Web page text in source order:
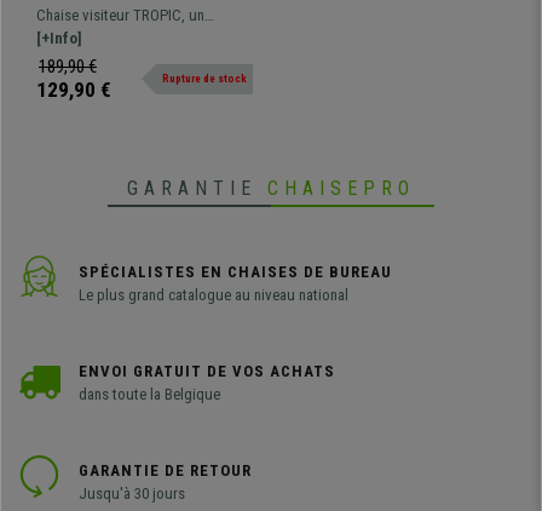
Design Moderne Exclusif,
Structure Métallique,
Couleur Noir
Chaise visiteur TROPIC, un
modèle au design moderne
exclusif. Structure en métal avec
un aspect bois très robuste et
[+Info]
189,90 €
129,90 € Rupture de stock
GARANTIE CHAISEPRO
SPÉCIALISTES EN CHAISES DE BUREAU
Le plus grand catalogue au niveau national
ENVOI GRATUIT DE VOS ACHATS
dans toute la Belgique
GARANTIE DE RETOUR
Jusqu'à 30 jours